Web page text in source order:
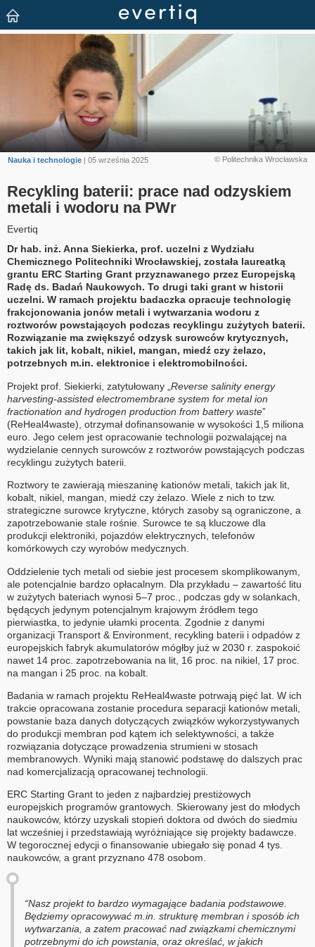
© Politechnika Wrocławska
Nauka i technologie | 05 września 2025
Recykling baterii: prace nad odzyskiem
metali i wodoru na PWr
Evertiq
Dr hab. inż. Anna Siekierka, prof. uczelni z Wydziału
Chemicznego Politechniki Wrocławskiej, została laureatką
grantu ERC Starting Grant przyznawanego przez Europejską
Radę ds. Badań Naukowych. To drugi taki grant w historii
uczelni. W ramach projektu badaczka opracuje technologię
frakcjonowania jonów metali i wytwarzania wodoru z
roztworów powstających podczas recyklingu zużytych baterii.
Rozwiązanie ma zwiększyć odzysk surowców krytycznych,
takich jak lit, kobalt, nikiel, mangan, miedź czy żelazo,
potrzebnych m.in. elektronice i elektromobilności.
Projekt prof. Siekierki, zatytułowany „ Reverse salinity energy
harvesting-assisted electromembrane system for metal ion
fractionation and hydrogen production from battery waste”
(ReHeal4waste), otrzymał dofinansowanie w wysokości 1,5 miliona
euro. Jego celem jest opracowanie technologii pozwalającej na
wydzielanie cennych surowców z roztworów powstających podczas
recyklingu zużytych baterii.
Roztwory te zawierają mieszaninę kationów metali, takich jak lit,
kobalt, nikiel, mangan, miedź czy żelazo. Wiele z nich to tzw.
strategiczne surowce krytyczne, których zasoby są ograniczone, a
zapotrzebowanie stale rośnie. Surowce te są kluczowe dla
produkcji elektroniki, pojazdów elektrycznych, telefonów
komórkowych czy wyrobów medycznych.
Oddzielenie tych metali od siebie jest procesem skomplikowanym,
ale potencjalnie bardzo opłacalnym. Dla przykładu – zawartość litu
w zużytych bateriach wynosi 5–7 proc., podczas gdy w solankach,
będących jedynym potencjalnym krajowym źródłem tego
pierwiastka, to jedynie ułamki procenta. Zgodnie z danymi
organizacji Transport & Environment, recykling baterii i odpadów z
europejskich fabryk akumulatorów mógłby już w 2030 r. zaspokoić
nawet 14 proc. zapotrzebowania na lit, 16 proc. na nikiel, 17 proc.
na mangan i 25 proc. na kobalt.
Badania w ramach projektu ReHeal4waste potrwają pięć lat. W ich
trakcie opracowana zostanie procedura separacji kationów metali,
powstanie baza danych dotyczących związków wykorzystywanych
do produkcji membran pod kątem ich selektywności, a także
rozwiązania dotyczące prowadzenia strumieni w stosach
membranowych. Wyniki mają stanowić podstawę do dalszych prac
nad komercjalizacją opracowanej technologii.
ERC Starting Grant to jeden z najbardziej prestiżowych
europejskich programów grantowych. Skierowany jest do młodych
naukowców, którzy uzyskali stopień doktora od dwóch do siedmiu
lat wcześniej i przedstawiają wyróżniające się projekty badawcze.
W tegorocznej edycji o finansowanie ubiegało się ponad 4 tys.
naukowców, a grant przyznano 478 osobom.
“Nasz projekt to bardzo wymagające badania podstawowe.
Będziemy opracowywać m.in. strukturę membran i sposób ich
wytwarzania, a zatem pracować nad związkami chemicznymi
potrzebnymi do ich powstania, oraz określać, w jakich